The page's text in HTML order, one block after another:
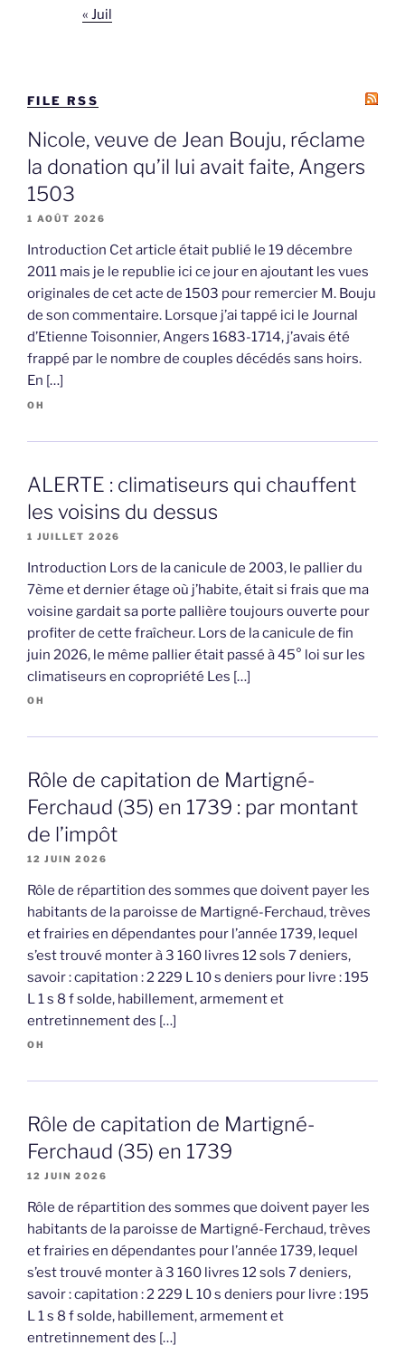
« Juil
FILE RSS
Nicole, veuve de Jean Bouju, réclame
la donation qu’il lui avait faite, Angers
1503
1 AOÛT 2026
Introduction Cet article était publié le 19 décembre
2011 mais je le republie ici ce jour en ajoutant les vues
originales de cet acte de 1503 pour remercier M. Bouju
de son commentaire. Lorsque j’ai tappé ici le Journal
d’Etienne Toisonnier, Angers 1683-1714, j’avais été
frappé par le nombre de couples décédés sans hoirs.
En […]
OH
ALERTE : climatiseurs qui chauffent
les voisins du dessus
1 JUILLET 2026
Introduction Lors de la canicule de 2003, le pallier du
7ème et dernier étage où j’habite, était si frais que ma
voisine gardait sa porte pallière toujours ouverte pour
profiter de cette fraîcheur. Lors de la canicule de fin
juin 2026, le même pallier était passé à 45° loi sur les
climatiseurs en copropriété Les […]
OH
Rôle de capitation de Martigné-
Ferchaud (35) en 1739 : par montant
de l’impôt
12 JUIN 2026
Rôle de répartition des sommes que doivent payer les
habitants de la paroisse de Martigné-Ferchaud, trèves
et frairies en dépendantes pour l’année 1739, lequel
s’est trouvé monter à 3 160 livres 12 sols 7 deniers,
savoir : capitation : 2 229 L 10 s deniers pour livre : 195
L 1 s 8 f solde, habillement, armement et
entretinnement des […]
OH
Rôle de capitation de Martigné-
Ferchaud (35) en 1739
12 JUIN 2026
Rôle de répartition des sommes que doivent payer les
habitants de la paroisse de Martigné-Ferchaud, trèves
et frairies en dépendantes pour l’année 1739, lequel
s’est trouvé monter à 3 160 livres 12 sols 7 deniers,
savoir : capitation : 2 229 L 10 s deniers pour livre : 195
L 1 s 8 f solde, habillement, armement et
entretinnement des […]